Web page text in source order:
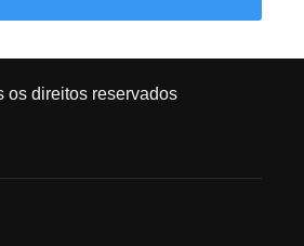
os direitos reservados